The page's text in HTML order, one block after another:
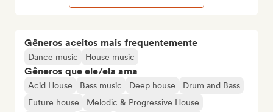
Gêneros aceitos mais frequentemente
Dance music House music
Gêneros que ele/ela ama
Acid House Bass music Deep house
Drum and Bass
Future house
Melodic & Progressive House